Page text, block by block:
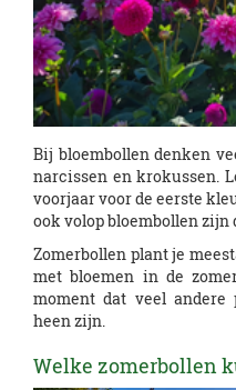
Bij bloembollen denken
narcissen en krokussen.
voorjaar voor de eerste
ook volop bloembollen zijn
Zomerbollen plant je
met bloemen in de
moment dat veel
heen zijn.
Welke zomerbollen